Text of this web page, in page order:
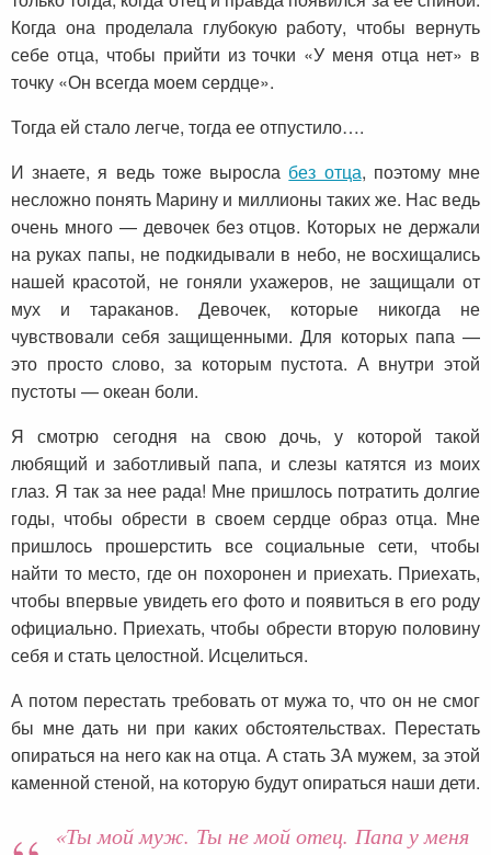
Когда она проделала глубокую работу, чтобы вернуть
себе отца, чтобы прийти из точки «У меня отца нет» в
точку «Он всегда моем сердце».
Тогда ей стало легче, тогда ее отпустило….
И знаете, я ведь тоже выросла без отца, поэтому мне
несложно понять Марину и миллионы таких же. Нас ведь
очень много — девочек без отцов. Которых не держали
на руках папы, не подкидывали в небо, не восхищались
нашей красотой, не гоняли ухажеров, не защищали от
мух и тараканов. Девочек, которые никогда не
чувствовали себя защищенными. Для которых папа —
это просто слово, за которым пустота. А внутри этой
пустоты — океан боли.
Я смотрю сегодня на свою дочь, у которой такой
любящий и заботливый папа, и слезы катятся из моих
глаз. Я так за нее рада! Мне пришлось потратить долгие
годы, чтобы обрести в своем сердце образ отца. Мне
пришлось прошерстить все социальные сети, чтобы
найти то место, где он похоронен и приехать. Приехать,
чтобы впервые увидеть его фото и появиться в его роду
официально. Приехать, чтобы обрести вторую половину
себя и стать целостной. Исцелиться.
А потом перестать требовать от мужа то, что он не смог
бы мне дать ни при каких обстоятельствах. Перестать
опираться на него как на отца. А стать ЗА мужем, за этой
каменной стеной, на которую будут опираться наши дети.
«Ты мой муж. Ты не мой отец. Папа у меня